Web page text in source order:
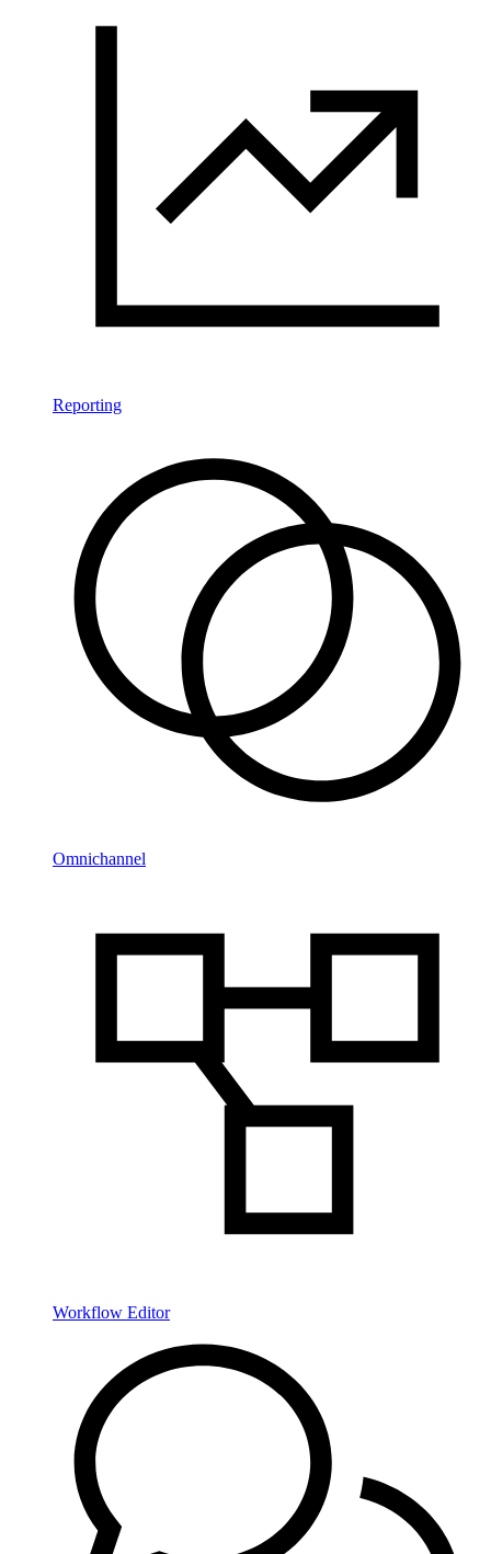
Reporting
Omnichannel
Workflow Editor